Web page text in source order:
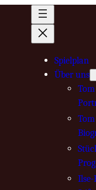
Spielplan
Über uns